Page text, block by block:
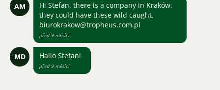
AM
Hi Stefan, there is a company in Kraków,
they could have these wild caught.
biurokrakow@tropheus.com.pl
před 9 měsíci
MD Hallo Stefan!
před 9 měsíci